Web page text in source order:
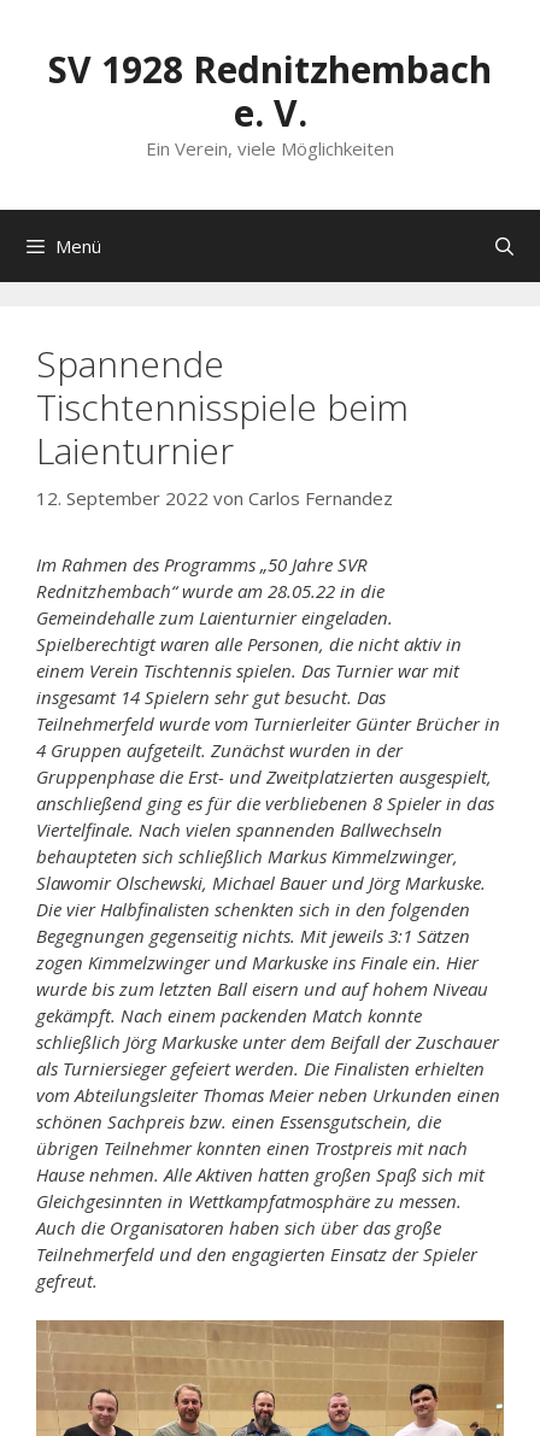
springenSV 1928 Rednitzhembach
e. V.
Ein Verein, viele Möglichkeiten
Menü
Spannende
Tischtennisspiele beim
Laienturnier
12. September 2022 von Carlos Fernandez
Im Rahmen des Programms „50 Jahre SVR
Rednitzhembach“ wurde am 28.05.22 in die
Gemeindehalle zum Laienturnier eingeladen.
Spielberechtigt waren alle Personen, die nicht aktiv in
einem Verein Tischtennis spielen. Das Turnier war mit
insgesamt 14 Spielern sehr gut besucht. Das
Teilnehmerfeld wurde vom Turnierleiter Günter Brücher in
4 Gruppen aufgeteilt. Zunächst wurden in der
Gruppenphase die Erst- und Zweitplatzierten ausgespielt,
anschließend ging es für die verbliebenen 8 Spieler in das
Viertelfinale. Nach vielen spannenden Ballwechseln
behaupteten sich schließlich Markus Kimmelzwinger,
Slawomir Olschewski, Michael Bauer und Jörg Markuske.
Die vier Halbfinalisten schenkten sich in den folgenden
Begegnungen gegenseitig nichts. Mit jeweils 3:1 Sätzen
zogen Kimmelzwinger und Markuske ins Finale ein. Hier
wurde bis zum letzten Ball eisern und auf hohem Niveau
gekämpft. Nach einem packenden Match konnte
schließlich Jörg Markuske unter dem Beifall der Zuschauer
als Turniersieger gefeiert werden. Die Finalisten erhielten
vom Abteilungsleiter Thomas Meier neben Urkunden einen
schönen Sachpreis bzw. einen Essensgutschein, die
übrigen Teilnehmer konnten einen Trostpreis mit nach
Hause nehmen. Alle Aktiven hatten großen Spaß sich mit
Gleichgesinnten in Wettkampfatmosphäre zu messen.
Auch die Organisatoren haben sich über das große
Teilnehmerfeld und den engagierten Einsatz der Spieler
gefreut.